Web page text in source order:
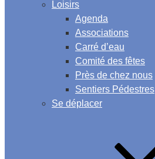
Loisirs
Agenda
Associations
Carré d’eau
Comité des fêtes
Près de chez nous
Sentiers Pédestres
Se déplacer